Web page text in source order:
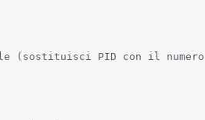
(sostituisci PID con il